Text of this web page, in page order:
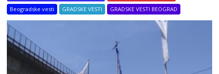
Beogradske vesti
GRADSKE VESTI GRADSKE VESTI BEOGRAD